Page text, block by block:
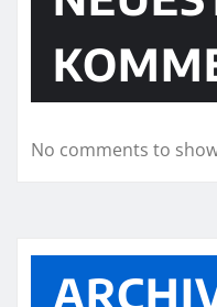
No comments to